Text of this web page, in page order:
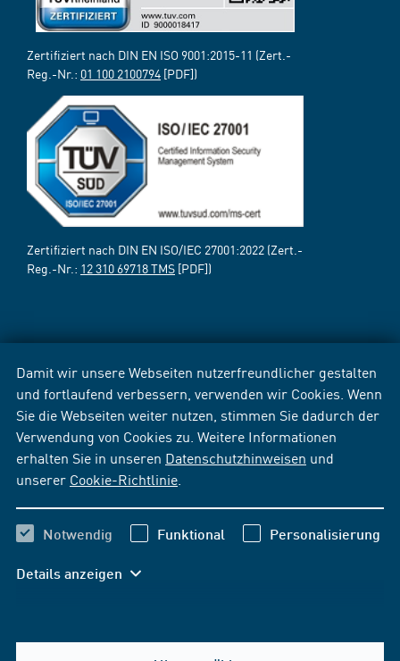
Damit wir unsere Webseiten nutzerfreundlicher gestalten
und fortlaufend verbessern, verwenden wir Cookies. Wenn
Sie die Webseiten weiter nutzen, stimmen Sie dadurch der
Verwendung von Cookies zu. Weitere Informationen
erhalten Sie in unseren Datenschutzhinweisen und
unserer Cookie-Richtlinie
Notwendig Funktional Personalisierung
Details anzeigen
Zertifiziert nach DIN EN ISO 9001:2015-11 (Zert.-
Reg.-Nr.: 01 100 2100794 [PDF])
Zertifiziert nach DIN EN ISO/IEC 27001:2022 (Zert.-
Reg.-Nr.: 12 310 69718 TMS [PDF])